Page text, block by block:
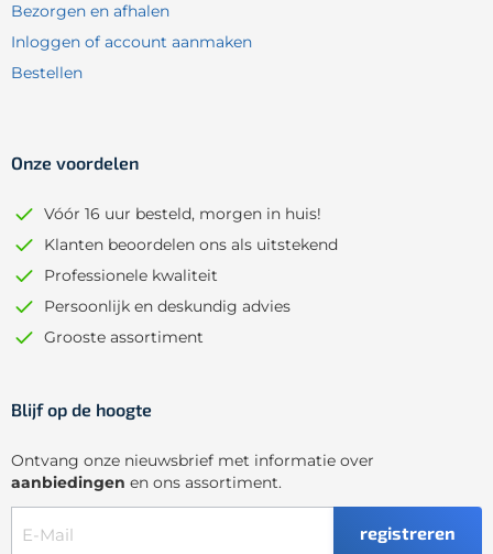
Bezorgen en afhalen
Inloggen of account aanmaken
Bestellen
Onze voordelen
Vóór 16 uur besteld, morgen in huis!
Klanten beoordelen ons als uitstekend
Professionele kwaliteit
Persoonlijk en deskundig advies
Grooste assortiment
Blijf op de hoogte
Ontvang onze nieuwsbrief met informatie over
aanbiedingen en ons assortiment.
registreren